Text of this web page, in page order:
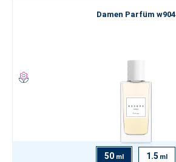
Damen Parfüm w904
50 ml 1.5 ml